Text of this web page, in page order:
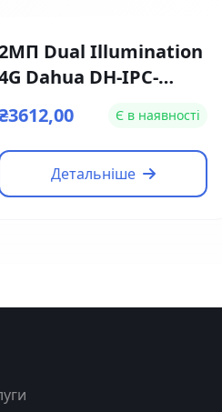
Dual Illumination
Dahua DH-IPC-
EU-B (2.8мм)
Є в наявності
Детальніше